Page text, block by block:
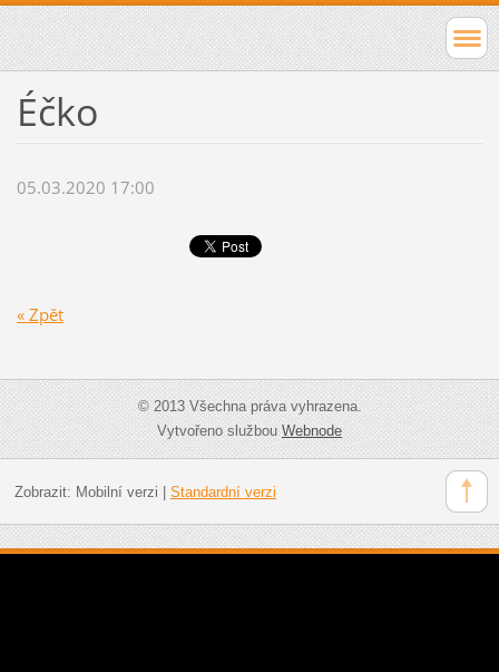
Éčko
05.03.2020 17:00
« Zpět
© 2013 Všechna práva vyhrazena.
Vytvořeno službouWebnode
Zobrazit: Mobilní verzi Standardní verzi